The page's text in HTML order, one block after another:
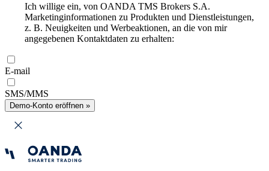
Ich willige ein, von OANDA TMS Brokers S.A.
Marketinginformationen zu Produkten und Dienstleistungen,
z. B. Neuigkeiten und Werbeaktionen, an die von mir
angegebenen Kontaktdaten zu erhalten:
E-mail
SMS/MMS
Demo-Konto eröffnen »